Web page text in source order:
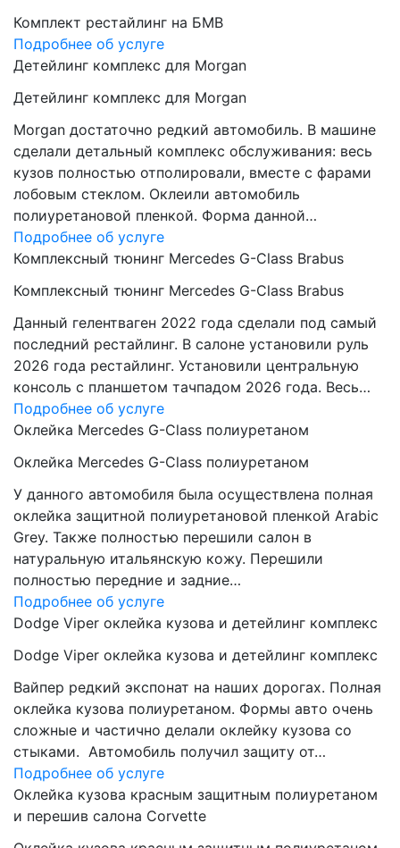
Комплект рестайлинг на БМВ
Подробнее об услуге
Детейлинг комплекс для Morgan
Детейлинг комплекс для Morgan
Morgan достаточно редкий автомобиль. В машине
сделали детальный комплекс обслуживания: весь
кузов полностью отполировали, вместе с фарами
лобовым стеклом. Оклеили автомобиль
полиуретановой пленкой. Форма данной…
Подробнее об услуге
Комплексный тюнинг Mercedes G-Class Brabus
Комплексный тюнинг Mercedes G-Class Brabus
Данный гелентваген 2022 года сделали под самый
последний рестайлинг. В салоне установили руль
2026 года рестайлинг. Установили центральную
консоль с планшетом тачпадом 2026 года. Весь…
Подробнее об услуге
Оклейка Mercedes G-Class полиуретаном
Оклейка Mercedes G-Class полиуретаном
У данного автомобиля была осуществлена полная
оклейка защитной полиуретановой пленкой Arabic
Grey. Также полностью перешили салон в
натуральную итальянскую кожу. Перешили
полностью передние и задние…
Подробнее об услуге
Dodge Viper оклейка кузова и детейлинг комплекс
Dodge Viper оклейка кузова и детейлинг комплекс
Вайпер редкий экспонат на наших дорогах. Полная
оклейка кузова полиуретаном. Формы авто очень
сложные и частично делали оклейку кузова со
стыками. Автомобиль получил защиту от…
Подробнее об услуге
Оклейка кузова красным защитным полиуретаном
и перешив салона Corvette